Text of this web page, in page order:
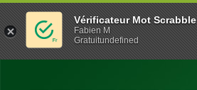
Vérificateur Mot Scrabble
Fabien M
Gratuitundefined